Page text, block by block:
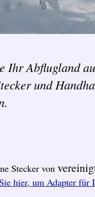
Ihr Abflugland
und
Stecker von
hier, um Adapter für